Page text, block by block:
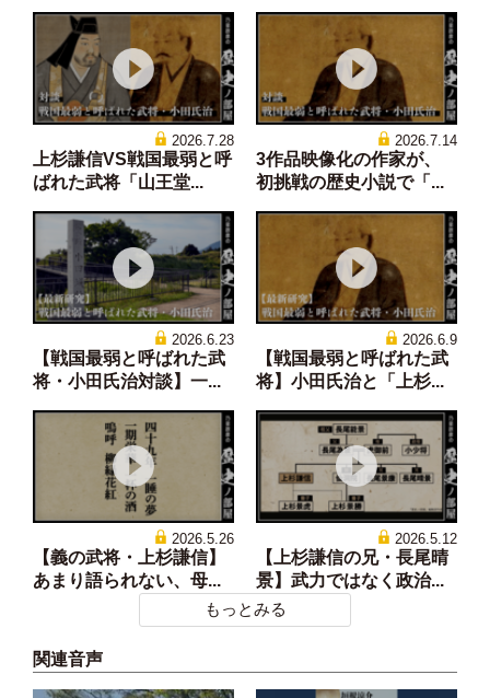
2026.7.28
上杉謙信VS戦国最弱と呼
ばれた武将「山王堂...
2026.7.14
3作品映像化の作家が、
初挑戦の歴史小説で「...
2026.6.23
【戦国最弱と呼ばれた武
将・小田氏治対談】一...
2026.6.9
【戦国最弱と呼ばれた武
将】小田氏治と「上杉...
2026.5.26
【義の武将・上杉謙信】
あまり語られない、母...
2026.5.12
【上杉謙信の兄・長尾晴
景】武力ではなく政治...
もっとみる
関連音声